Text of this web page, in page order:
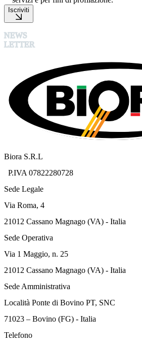
Iscriviti
NEWS
LETTER
Biora S.R.L
P.IVA 07822280728
Sede Legale
Via Roma, 4
21012 Cassano Magnago (VA) - Italia
Sede Operativa
Via 1 Maggio, n. 25
21012 Cassano Magnago (VA) - Italia
Sede Amministrativa
Località Ponte di Bovino PT, SNC
71023 – Bovino (FG) - Italia
Telefono